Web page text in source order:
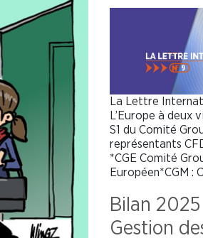
La Lettre
L’Europe à deux
S1 du Comité
représentants
*CGE Comité
Européen*CGM :
Bilan
Gestion